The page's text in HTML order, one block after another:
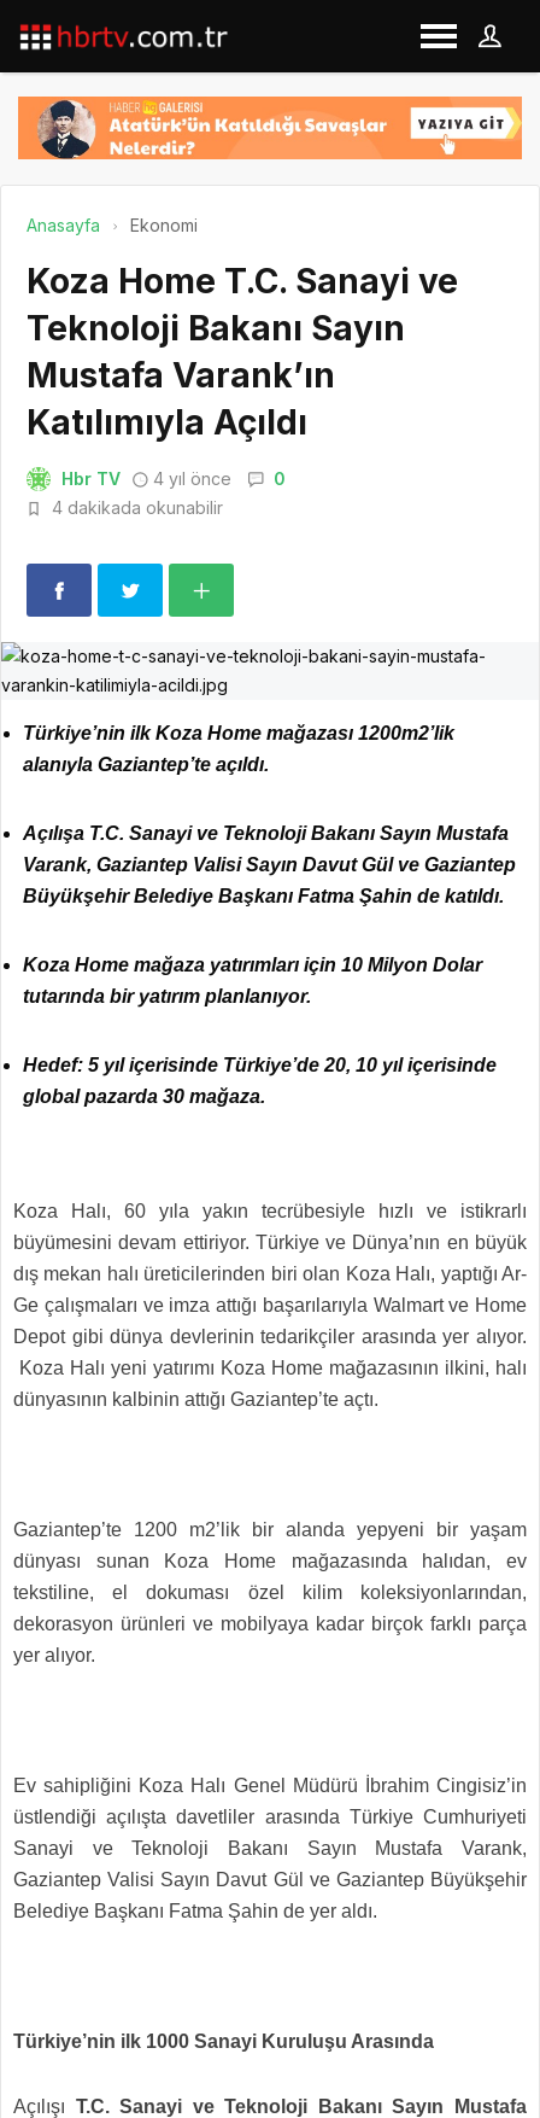
Anasayfa Ekonomi
Koza Home T.C. Sanayi ve
Teknoloji Bakanı Sayın
Mustafa Varank’ın
Katılımıyla Açıldı
Hbr TV 4 yıl önce
0
4 dakikada okunabilir
Türkiye’nin ilk Koza Home mağazası 1200m2’lik
alanıyla Gaziantep’te açıldı.
Açılışa T.C. Sanayi ve Teknoloji Bakanı Sayın Mustafa
Varank, Gaziantep Valisi Sayın Davut Gül ve Gaziantep
Büyükşehir Belediye Başkanı Fatma Şahin de katıldı.
Koza Home mağaza yatırımları için 10 Milyon Dolar
tutarında bir yatırım planlanıyor.
Hedef: 5 yıl içerisinde Türkiye’de 20, 10 yıl içerisinde
global pazarda 30 mağaza.
Koza Halı, 60 yıla yakın tecrübesiyle hızlı ve istikrarlı
büyümesini devam ettiriyor. Türkiye ve Dünya’nın en büyük
dış mekan halı üreticilerinden biri olan Koza Halı, yaptığı Ar-
Ge çalışmaları ve imza attığı başarılarıyla Walmart ve Home
Depot gibi dünya devlerinin tedarikçiler arasında yer alıyor.
Koza Halı yeni yatırımı Koza Home mağazasının ilkini, halı
dünyasının kalbinin attığı Gaziantep’te açtı.
Gaziantep’te 1200 m2’lik bir alanda yepyeni bir yaşam
dünyası sunan Koza Home mağazasında halıdan, ev
tekstiline, el dokuması özel kilim koleksiyonlarından,
dekorasyon ürünleri ve mobilyaya kadar birçok farklı parça
yer alıyor.
Ev sahipliğini Koza Halı Genel Müdürü İbrahim Cingisiz’in
üstlendiği açılışta davetliler arasında Türkiye Cumhuriyeti
Sanayi ve Teknoloji Bakanı Sayın Mustafa Varank,
Gaziantep Valisi Sayın Davut Gül ve Gaziantep Büyükşehir
Belediye Başkanı Fatma Şahin de yer aldı.
Türkiye’nin ilk 1000 Sanayi Kuruluşu Arasında
Açılışı T.C. Sanayi ve Teknoloji Bakanı Sayın Mustafa